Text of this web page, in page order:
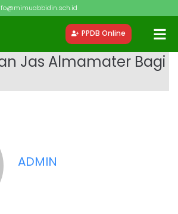
PPDB Online
Jas Almamater Bagi
ADMIN